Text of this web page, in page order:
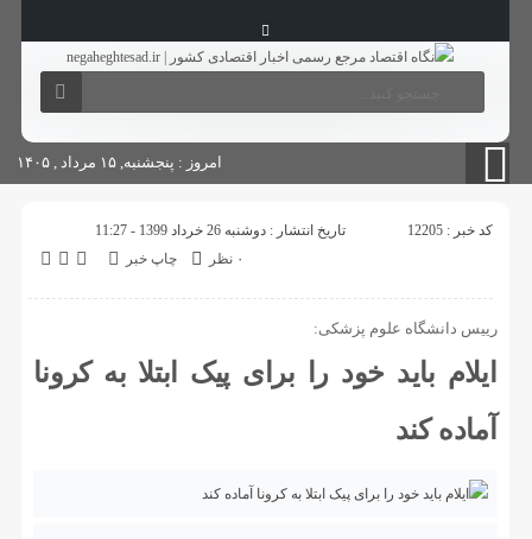
آگهی های دولتی چاپ شناسنامه سایت
امروز : پنجشنبه, ۱۵ مرداد , ۱۴۰۵
کد خبر : 12205
تاریخ انتشار : دوشنبه 26 خرداد 1399 - 11:27
چاپ خبر
۰ نظر
رییس دانشگاه علوم پزشکی:
ایلام باید خود را برای پیک ابتلا به کرونا
آماده کند